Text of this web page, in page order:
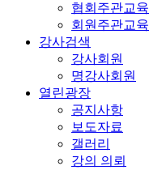
협회주관교육
회원주관교육
강사검색
강사회원
명강사회원
열린광장
공지사항
보도자료
갤러리
강의 의뢰